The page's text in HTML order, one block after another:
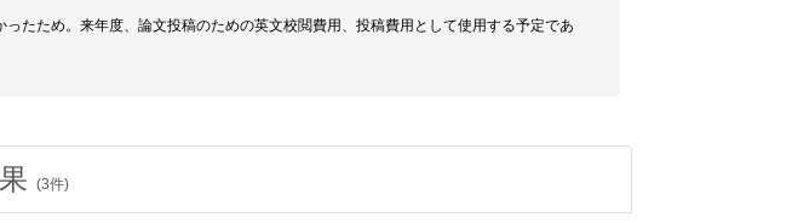
たため。来年度、論文投稿のための英文校閲費用、投稿費用として使用する予定であ
(3件)